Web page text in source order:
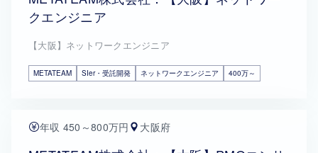
クエンジニア
【大阪】ネットワークエンジニア
METATEAM SIer・受託開発 ネットワークエンジニア 400万～
年収 450～800万円 大阪府